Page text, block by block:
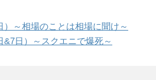
）～相場のことは相場に聞け～
&7日）～スクエニで爆死～